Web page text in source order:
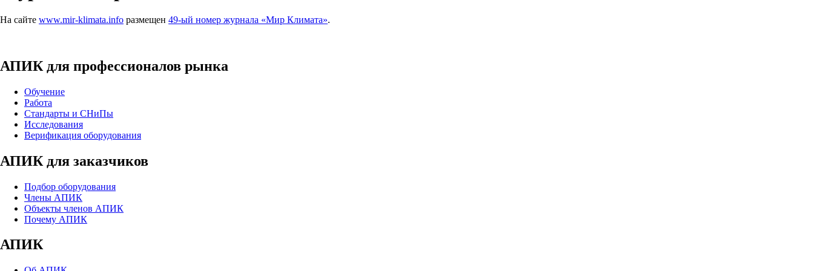
На сайте www.mir-klimata.info размещен 49-ый номер журнала «Мир Климата».
АПИК для профессионалов рынка
Обучение
Работа
Стандарты и СНиПы
Исследования
Верификация оборудования
АПИК для заказчиков
Подбор оборудования
Члены АПИК
Объекты членов АПИК
Почему АПИК
АПИК